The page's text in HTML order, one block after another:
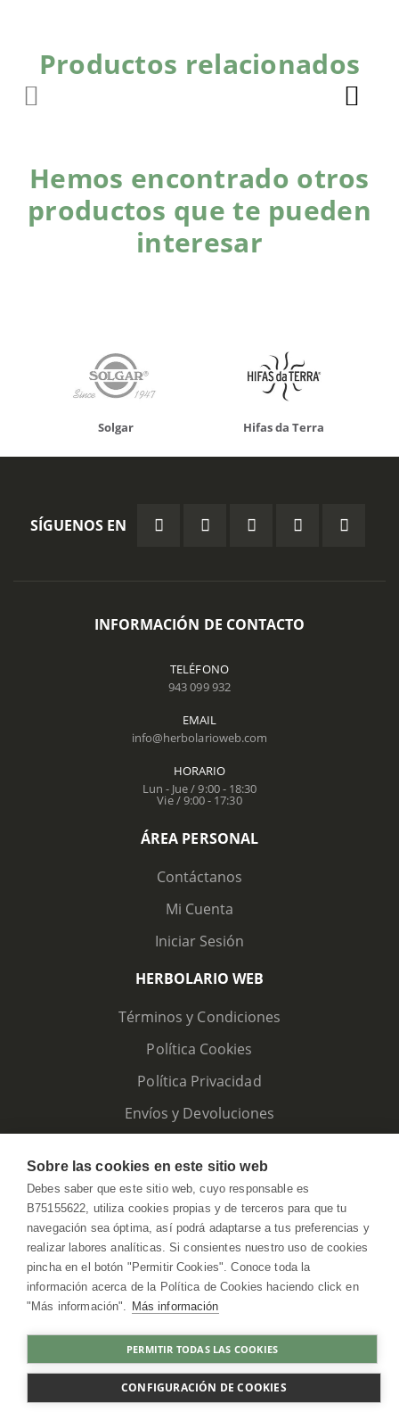
AGOTADO
Productos relacionados
Hemos encontrado otros
productos que te pueden
interesar
Solgar Hifas da Terra
SÍGUENOS EN
INFORMACIÓN DE CONTACTO
TELÉFONO
943 099 932
EMAIL
info@herbolarioweb.com
HORARIO
Lun - Jue / 9:00 - 18:30
Vie / 9:00 - 17:30
ÁREA PERSONAL
Contáctanos
Mi Cuenta
Iniciar Sesión
HERBOLARIO WEB
Términos y Condiciones
Política Cookies
Política Privacidad
Envíos y Devoluciones
HerbolarioWeb © 2026. All Rights Reserved
Sobre las cookies en este sitio web
Debes saber que este sitio web, cuyo responsable es
B75155622, utiliza cookies propias y de terceros para que tu
navegación sea óptima, así podrá adaptarse a tus preferencias y
realizar labores analíticas. Si consientes nuestro uso de cookies
pincha en el botón "Permitir Cookies". Conoce toda la
información acerca de la Política de Cookies haciendo click en
"Más información". Más información
PERMITIR TODAS LAS COOKIES
CONFIGURACIÓN DE COOKIES